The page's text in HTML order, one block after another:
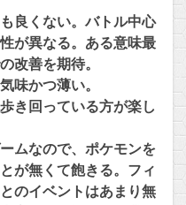
良くない。バトル中心
が異なる。ある意味最
改善を期待。
味かつ薄い。
き回っている方が楽し
ムなので、ポケモンを
が無くて飽きる。フィ
のイベントはあまり無